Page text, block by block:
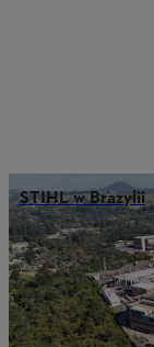
STIHL w Brazylii